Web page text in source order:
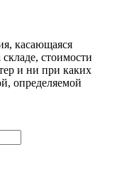
касающаяся
стоимости
и ни при каких
определяемой